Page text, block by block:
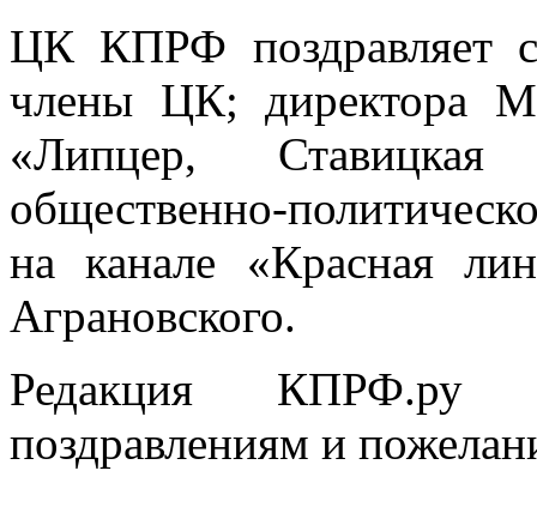
ЦК КПРФ поздравляет
члены ЦК; директора
«Липцер,
общественно-
на канале «Красная
Аграновского.
Редакция КПРФ.ру
поздравлениям и